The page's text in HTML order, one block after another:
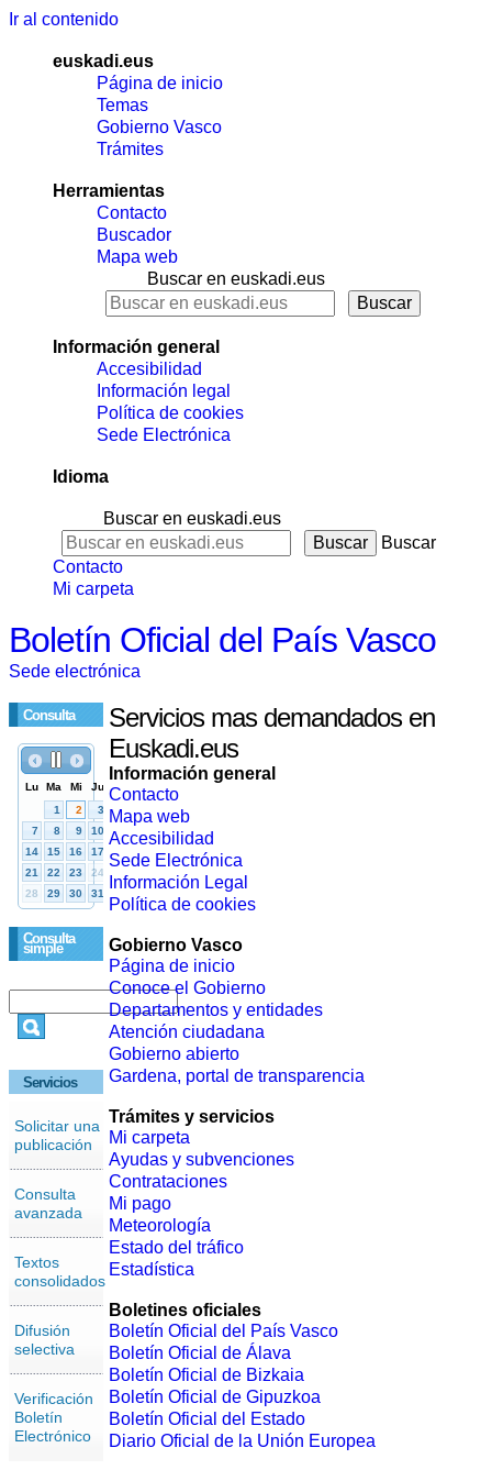
Ir al contenido
euskadi.eus
Página de inicio
Temas
Gobierno Vasco
Trámites
Herramientas
Contacto
Buscador
Mapa web
Buscar en euskadi.eus
Información general
Accesibilidad
Información legal
Política de cookies
Sede Electrónica
Idioma
Buscar en euskadi.eus
Buscar
Contacto
Mi carpeta
Boletín Oficial del País Vasco
Sede electrónica
Consulta
Consulta
simple
Servicios
Solicitar una
publicación
Consulta
avanzada
Textos
consolidados
Difusión
selectiva
Verificación
Boletín
Electrónico
Servicios mas demandados en
Euskadi.eus
Información general
Contacto
Mapa web
Accesibilidad
Sede Electrónica
Información Legal
Política de cookies
Gobierno Vasco
Página de inicio
Conoce el Gobierno
Departamentos y entidades
Atención ciudadana
Gobierno abierto
Gardena, portal de transparencia
Trámites y servicios
Mi carpeta
Ayudas y subvenciones
Contrataciones
Mi pago
Meteorología
Estado del tráfico
Estadística
Boletines oficiales
Boletín Oficial del País Vasco
Boletín Oficial de Álava
Boletín Oficial de Bizkaia
Boletín Oficial de Gipuzkoa
Boletín Oficial del Estado
Diario Oficial de la Unión Europea